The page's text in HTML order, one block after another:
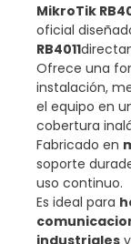
MikroTik
oficial
RB4011
Ofrece una
instalación,
el equipo en
cobertura
Fabricado en
soporte
uso continuo.
Es ideal para
industriales